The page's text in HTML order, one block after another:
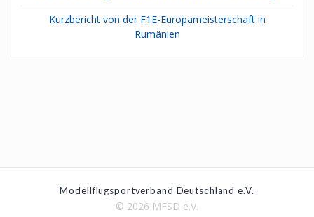
Kurzbericht von der F1E-Europameisterschaft in
Rumänien
Modellflugsportverband Deutschland e.V.
© 2026 MFSD e.V.